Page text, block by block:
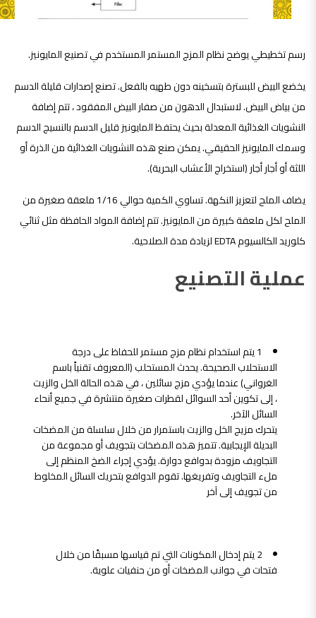
رسم تخطيطي يوضح نظام المزج المستمر المستخدم في تصنيع المايونيز.
يخضع البيض للبسترة بتسخينه دون طهيه بالفعل. تصنع إصدارات قليلة الدسم
من بياض البيض. لاستبدال الدهون من صفار البيض المفقود ، تتم إضافة
النشويات الغذائية المعدلة بحيث يحتفظ المايونيز قليل الدسم بالنسيج الدسم
وسمك المايونيز الحقيقي. يمكن صنع هذه النشويات الغذائية من الذرة أو
اللثة أو أجار أجار (استخراج الأعشاب البحرية).
يضاف الملح لتعزيز النكهة. تساوي الكمية حوالي 1/16 ملعقة صغيرة من
الملح لكل ملعقة كبيرة من المايونيز. تتم إضافة المواد الحافظة مثل ثنائي
كلوريد الكالسيوم EDTA لزيادة مدة الصلاحية.
عملية التصنيع
1 يتم استخدام نظام مزج مستمر للحفاظ على درجة
الاستحلاب الصحيحة. يحدث المستحلب (المعروف تقنياً باسم
الغرواني) عندما يؤدي مزج سائلين ، في هذه الحالة الخل والزيت
، إلى تكوين أحد السوائل لقطرات صغيرة منتشرة في جميع أنحاء
السائل الآخر.
يتحرك مزيج الخل والزيت باستمرار من خلال سلسلة من المضخات
البديلة الإيجابية. تتميز هذه المضخات بتجويف أو مجموعة من
التجاويف مزودة بدوافع دوارة. يؤدي إجراء الضخ المنظم إلى
ملء التجاويف وتفريغها. تقوم الدوافع بتحريك السائل المخلوط
من تجويف إلى آخر
2 يتم إدخال المكونات التي تم قياسها مسبقًا من خلال
فتحات في جوانب المضخات أو من حنفيات علوية.